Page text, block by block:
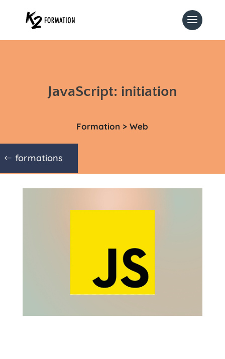
JavaScript: initiation
Formation > Web
formations